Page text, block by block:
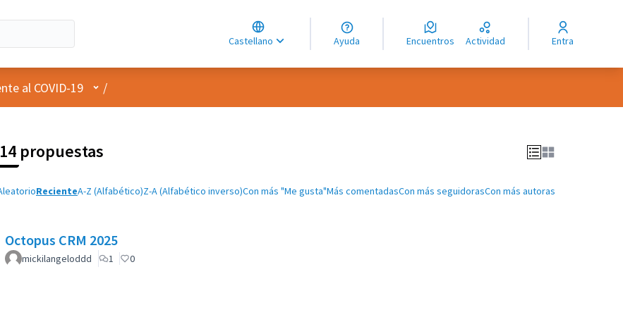
Castellano
Choose language
Choisir la langue
Elegir el idioma
Ayuda Encuentros Actividad Entra
al COVID-19 Menú de usuario
/
propuestas
RecienteA-Z (Alfabético)Z-A (Alfabético inverso)Con más "Me gusta"Más comentadasCon más seguidorasCon más autoras
Octopus CRM 2025
mickilangeloddd 1 0